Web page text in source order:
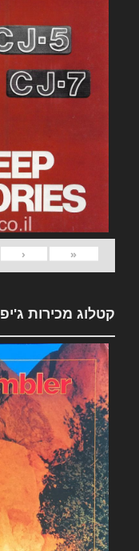
«
‹
קטלוג מכירות ג'יפ 1981